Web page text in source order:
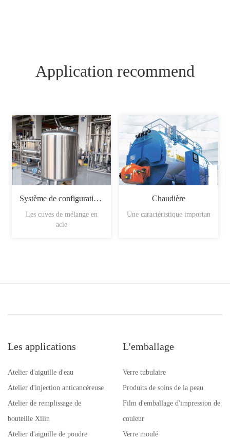
Application recommend
Système de configuration du sirop
Les cuves de mélange en
acie
Chaudière
Une caractéristique importan
Les applications
Atelier d'aiguille d'eau
Atelier d'injection anticancéreuse
Atelier de remplissage de
bouteille Xilin
Atelier d'aiguille de poudre
L'emballage
Verre tubulaire
Produits de soins de la peau
Film d'emballage d'impression de
couleur
Verre moulé